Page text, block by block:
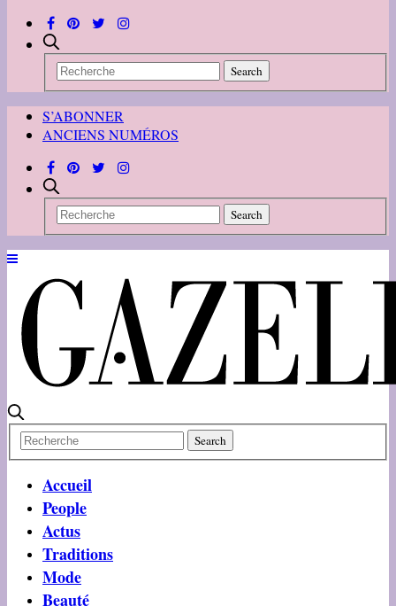
S’ABONNER
ANCIENS NUMÉROS
Accueil
People
Actus
Traditions
Mode
Beauté